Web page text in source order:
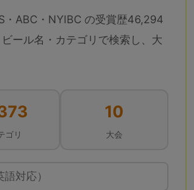
・ABC・NYIBC の受賞歴46,294
ール名・カテゴリで検索し、大
ゴリ
10
大会